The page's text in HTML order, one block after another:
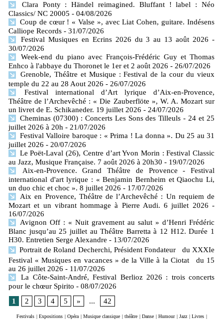
Clara Ponty : Händel reimagined. Bluffant ! label : Néo
Classics/ NC 20005 - 04/08/2026
Coup de cœur ! « Valse », avec Liat Cohen, guitare. Indésens
Calliope Records - 31/07/2026
Festival Musiques en Ecrins 2026 du 3 au 13 août 2026 -
30/07/2026
Week-end du piano avec François-Frédéric Guy et Thomas
Enhco à l'abbaye du Thoronet le 1er et 2 août 2026 - 26/07/2026
Grenoble, Théâtre et Musique : Festival de la cour du vieux
temple du 22 au 28 Aout 2026 - 26/07/2026
Festival international d’Art lyrique d’Aix-en-Provence,
Théâtre de l’Archevêché : « Die Zauberflöte », W. A. Mozart sur
un livret de E. Schikaneder. 19 juillet 2026 - 24/07/2026
Cheminas (07300) : Concerts Les Sons des Tilleuls - 24 et 25
juillet 2026 à 20h - 21/07/2026
Festival Valloire baroque : « Prima ! La donna ». Du 25 au 31
juillet 2026 - 20/07/2026
Le Poët-Laval (26), Centre d’art Yvon Morin : Festival Classic
au Jazz, Musique Française. 7 août 2026 à 20h30 - 19/07/2026
Aix-en-Provence. Grand Théâtre de Provence - Festival
international d'art lyrique : « Benjamin Bernheim et Qiaochu Li,
un duo chic et choc ». 8 juillet 2026 - 17/07/2026
Aix en Provence, Théâtre de l’Archevêché : Un requiem de
Mozart et un vibrant hommage à Pierre Audi. 6 juillet 2026 -
16/07/2026
Avignon Off : « Nuit gravement au salut » d’Henri Frédéric
Blanc jusqu’au 25 juillet au Théâtre Barretta à 12 H12. Durée 1
H30. Entretien Serge Alexandre - 13/07/2026
Portrait de Roland Decherchi, Président Fondateur du XXXIe
Festival « Musiques en vacances » de la Ville à la Ciotat du 15
au 26 juillet 2026 - 11/07/2026
La Côte-Saint-André, Festival Berlioz 2026 : trois concerts
pour le chœur Spirito - 08/07/2026
1
2 3 4 5 » ... 42
Festivals | Expositions | Opéra | Musique classique | théâtre | Danse | Humour | Jazz | Livres |